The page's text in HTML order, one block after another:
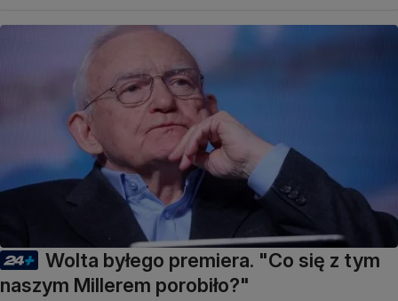
Wolta byłego premiera. "Co się z tym
naszym Millerem porobiło?"